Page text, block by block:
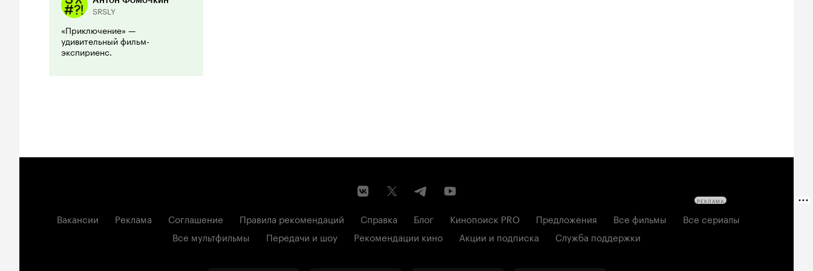
SRSLY
«Приключение» —
удивительный фильм-
экспириенс.
Вакансии Реклама Соглашение Правила рекомендаций Справка Блог Кинопоиск PRO Предложения Все фильмы
Все сериалы
Все мультфильмы
Передачи и шоу Рекомендации кино Акции и подписка Служба поддержки
РЕКЛАМА